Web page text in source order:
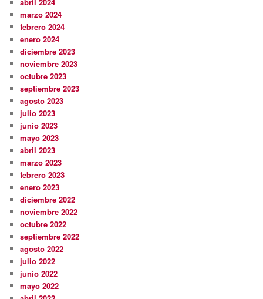
marzo 2024
febrero 2024
enero 2024
diciembre 2023
noviembre 2023
octubre 2023
septiembre 2023
agosto 2023
julio 2023
junio 2023
mayo 2023
abril 2023
marzo 2023
febrero 2023
enero 2023
diciembre 2022
noviembre 2022
octubre 2022
septiembre 2022
agosto 2022
julio 2022
junio 2022
mayo 2022